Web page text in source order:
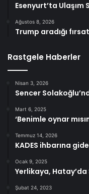
Esenyurt’ta Ulaşım
Ağustos 8, 2026
Trump aradığı
Rastgele Haberler
Nisan 3, 2026
Sencer
Mart 6, 2025
‘Benimle oynar
Temmuz 14, 2026
KADES ihbarına
Ocak 9, 2025
Yerlikaya, Hatay’da
Şubat 24, 2023